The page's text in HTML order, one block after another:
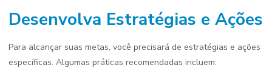
Desenvolva Estratégias e Ações
Para alcançar suas metas, você precisará de estratégias e ações
específicas. Algumas práticas recomendadas incluem: